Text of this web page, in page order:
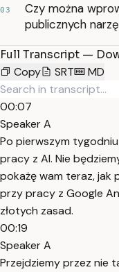
03
Czy można
publicznych
Full Transcript —
Copy
SRT MD
00:07
Speaker A
Po pierwszym
pracy z AI. Nie
pokażę wam teraz, jak
przy pracy z Google
złotych zasad.
00:19
Speaker A
Przejdziemy przez nie